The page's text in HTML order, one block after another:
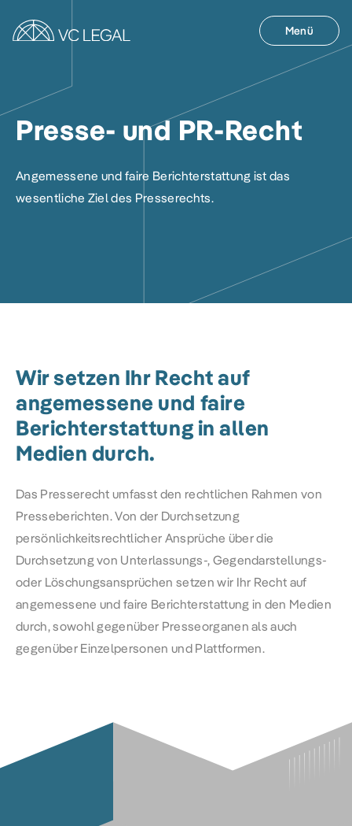
Menü
Presse- und PR-Recht
Angemessene und faire Berichterstattung ist das
wesentliche Ziel des Presserechts.
Wir setzen Ihr Recht auf
angemessene und faire
Berichterstattung in allen
Medien durch.
Das Presserecht umfasst den rechtlichen Rahmen von
Presseberichten. Von der Durchsetzung
persönlichkeitsrechtlicher Ansprüche über die
Durchsetzung von Unterlassungs-, Gegendarstellungs-
oder Löschungsansprüchen setzen wir Ihr Recht auf
angemessene und faire Berichterstattung in den Medien
durch, sowohl gegenüber Presseorganen als auch
gegenüber Einzelpersonen und Plattformen.